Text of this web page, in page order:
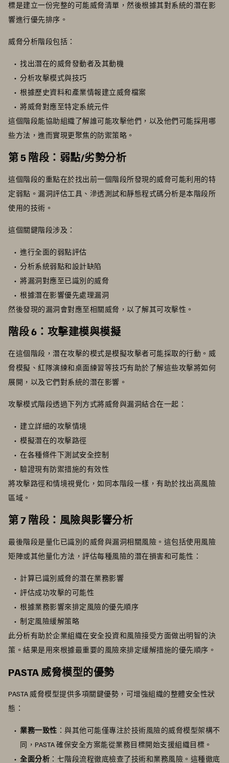
標是建立一份完整的可能威脅清單，然後根據其對系統的潛在影
響進行優先排序。
威脅分析階段包括：
找出潛在的威脅發動者及其動機
分析攻擊模式與技巧
根據歷史資料和產業情報建立威脅檔案
將威脅對應至特定系統元件
這個階段能協助組織了解誰可能攻擊他們，以及他們可能採用哪
些方法，進而實現更聚焦的防禦策略。
第 5 階段：弱點/劣勢分析
這個階段的重點在於找出前一個階段所發現的威脅可能利用的特
定弱點。漏洞評估工具、滲透測試和靜態程式碼分析是本階段所
使用的技術。
這個關鍵階段涉及：
進行全面的弱點評估
分析系統弱點和設計缺陷
將漏洞對應至已識別的威脅
根據潛在影響優先處理漏洞
然後發現的漏洞會對應至相關威脅，以了解其可攻擊性。
階段 6：攻擊建模與模擬
在這個階段，潛在攻擊的模式是模擬攻擊者可能採取的行動。威
脅模擬、紅隊演練和桌面練習等技巧有助於了解這些攻擊將如何
展開，以及它們對系統的潛在影響。
攻擊模式階段透過下列方式將威脅與漏洞結合在一起：
建立詳細的攻擊情境
模擬潛在的攻擊路徑
在各種條件下測試安全控制
驗證現有防禦措施的有效性
將攻擊路徑和情境視覺化，如同本階段一樣，有助於找出高風險
區域。
第 7 階段：風險與影響分析
最後階段是量化已識別的威脅與漏洞相關風險。這包括使用風險
矩陣或其他量化方法，評估每種風險的潛在損害和可能性：
計算已識別威脅的潛在業務影響
評估成功攻擊的可能性
根據業務影響來排定風險的優先順序
制定風險緩解策略
此分析有助於企業組織在安全投資和風險接受方面做出明智的決
策。結果是用來根據最重要的風險來排定緩解措施的優先順序。
PASTA 威脅模型的優勢
PASTA 威脅模型提供多項關鍵優勢，可增強組織的整體安全性狀
態：
業務一致性 ：與其他可能僅專注於技術風險的威脅模型架構不
同，PASTA 確保安全方案能從業務目標開始支援組織目標。
全面分析 ：七階段流程徹底檢查了技術和業務風險。這種徹底